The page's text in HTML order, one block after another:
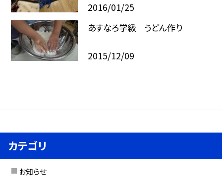
2016/01/25
あすなろ学級 うどん作り
2015/12/09
カテゴリ
お知らせ